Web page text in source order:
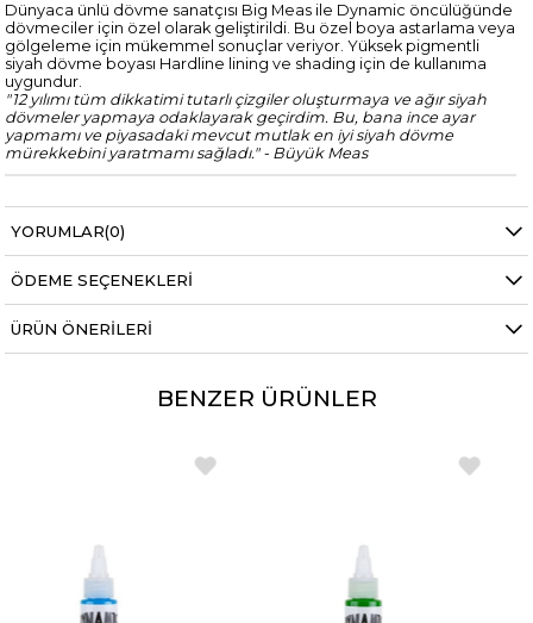
Dünyaca ünlü dövme sanatçısı Big Meas ile Dynamic öncülüğünde
dövmeciler için özel olarak geliştirildi. Bu özel boya astarlama veya
gölgeleme için mükemmel sonuçlar veriyor. Yüksek pigmentli
siyah dövme boyası Hardline lining ve shading için de kullanıma
uygundur.
"12 yılımı tüm dikkatimi tutarlı çizgiler oluşturmaya ve ağır siyah
dövmeler yapmaya odaklayarak geçirdim. Bu, bana ince ayar
yapmamı ve piyasadaki mevcut mutlak en iyi siyah dövme
mürekkebini yaratmamı sağladı." - Büyük Meas
YORUMLAR(0)
ÖDEME SEÇENEKLERI
ÜRÜN ÖNERILERI
BENZER ÜRÜNLER